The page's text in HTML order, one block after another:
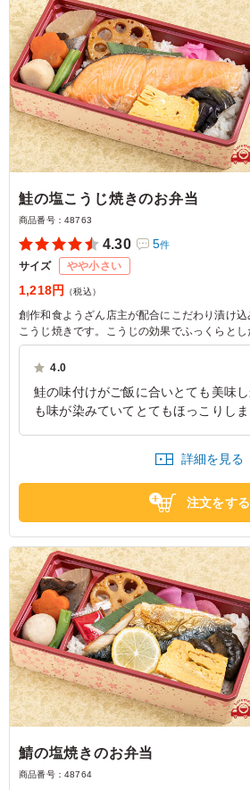
鮭の塩こうじ焼きのお弁当
商品番号： 48763
4.30 5件
サイズ やや小さい
1,218円 （税込）
創作和食ようざん店主が配合にこだわり漬け
こうじ焼きです。こうじの効果でふっくらと
品な仕上がりです。丁寧におつくりした手作
さい
4.0
鮭の味付けがご飯に合いとても美味
も味が染みていてとてもほっこりし
ません。 ですが、とても美味しいお
とうございます。
詳細を見る
注文をする
鯖の塩焼きのお弁当
商品番号： 48764